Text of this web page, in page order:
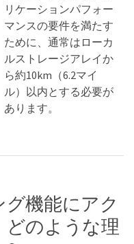
リケーションパフォー
マンスの要件を満たす
ために、通常はローカ
ルストレージアレイか
ら約10km（6.2マイ
ル）以内とする必要が
あります。
機能にアク
のような理